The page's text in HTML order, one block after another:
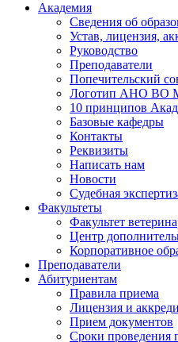
Академия
Сведения об
Устав, лицензия,
Руководство
Преподаватели
Попечительский
Логотип АНО ВО
10 принципов
Базовые кафедры
Контакты
Реквизиты
Написать нам
Новости
Судебная
Факультеты
Факультет
Центр
Корпоративное
Преподаватели
Абитуриентам
Правила приема
Лицензия и
Прием документов
Сроки проведения